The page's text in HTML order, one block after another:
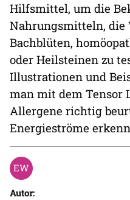
Hilfsmittel, um die
Nahrungsmitteln,
Bachblüten,
oder Heilsteinen zu
Illustrationen und
man mit dem Tensor
Allergene richtig
Energieströme
Autor: